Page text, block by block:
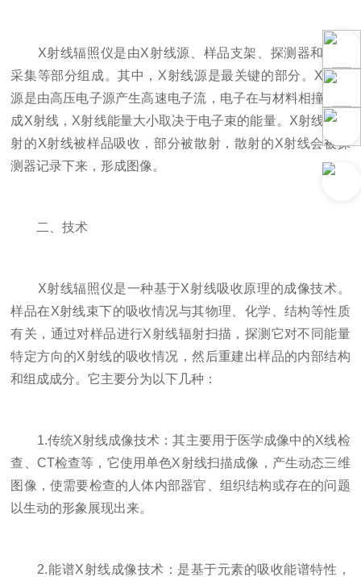
X射线辐照仪是由X射线源、样品支架、探测器和数据
采集等部分组成。其中，X射线源是最关键的部分。X射线
源是由高压电子源产生高速电子流，电子在与材料相撞时生
成X射线，X射线能量大小取决于电子束的能量。X射线源发
射的X射线被样品吸收，部分被散射，散射的X射线会被探
测器记录下来，形成图像。
二、技术
X射线辐照仪是一种基于X射线吸收原理的成像技术。
样品在X射线束下的吸收情况与其物理、化学、结构等性质
有关，通过对样品进行X射线辐射扫描，探测它对不同能量
特定方向的X射线的吸收情况，然后重建出样品的内部结构
和组成成分。它主要分为以下几种：
1.传统X射线成像技术：其主要用于医学成像中的X线检
查、CT检查等，它使用单色X射线扫描成像，产生动态三维
图像，使需要检查的人体内部器官、组织结构或存在的问题
以生动的形象展现出来。
2.能谱X射线成像技术：是基于元素的吸收能谱特性，